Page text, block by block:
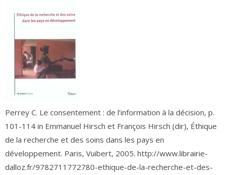
Perrey C. Le consentement : de l’information à la décision, p.
101-114 in Emmanuel Hirsch et François Hirsch (dir), Éthique
de la recherche et des soins dans les pays en
développement. Paris, Vuibert, 2005. http://www.librairie-
dalloz.fr/9782711772780-ethique-de-la-recherche-et-des-